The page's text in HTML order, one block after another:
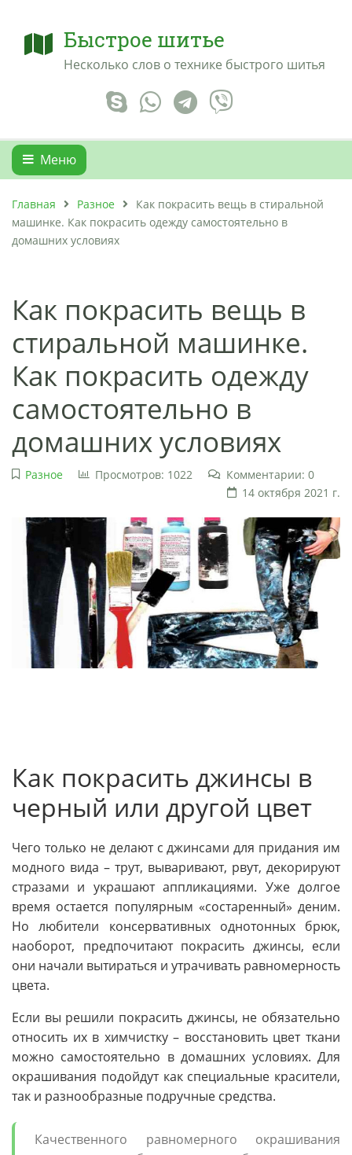
Быстрое шитье
Несколько слов о технике быстрого шитья
Меню
Главная Разное
Как покрасить вещь в стиральной
машинке. Как покрасить одежду самостоятельно в
домашних условиях
Как покрасить вещь в
стиральной машинке.
Как покрасить одежду
самостоятельно в
домашних условиях
Разное Просмотров: 1022
Комментарии: 0
14 октября 2021 г.
Как покрасить джинсы в
черный или другой цвет
Чего только не делают с джинсами для придания им
модного вида – трут, вываривают, рвут, декорируют
стразами и украшают аппликациями. Уже долгое
время остается популярным «состаренный» деним.
Но любители консервативных однотонных брюк,
наоборот, предпочитают покрасить джинсы, если
они начали вытираться и утрачивать равномерность
цвета.
Если вы решили покрасить джинсы, не обязательно
относить их в химчистку – восстановить цвет ткани
можно самостоятельно в домашних условиях. Для
окрашивания подойдут как специальные красители,
так и разнообразные подручные средства.
Качественного равномерного окрашивания